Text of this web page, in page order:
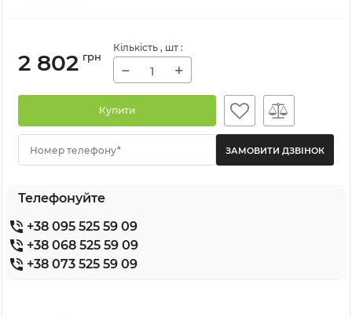
2 802 грн
Кількість , шт :
− +
Купити
Номер телефону*
Телефонуйте
+38 095 525 59 09
+38 068 525 59 09
+38 073 525 59 09